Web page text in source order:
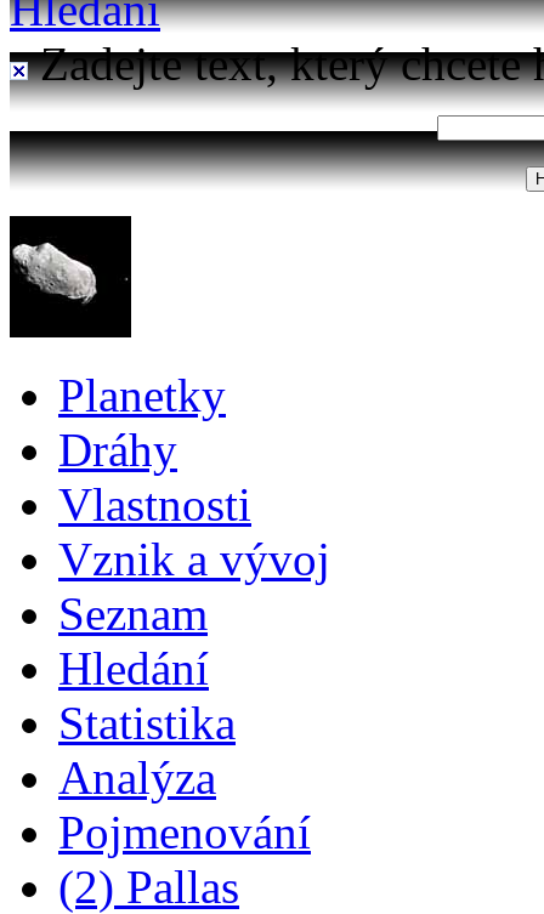
Zadejte text, který chcete
Planetky
Dráhy
Vlastnosti
Vznik a vývoj
Seznam
Hledání
Statistika
Analýza
Pojmenování
(2) Pallas